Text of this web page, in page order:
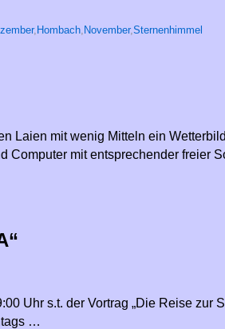
, Hombach November, Sternenhimmel
Laien mit wenig Mitteln ein
mit entsprechender freier
Uhr s.t. der Vortrag „Die Reise zur
…